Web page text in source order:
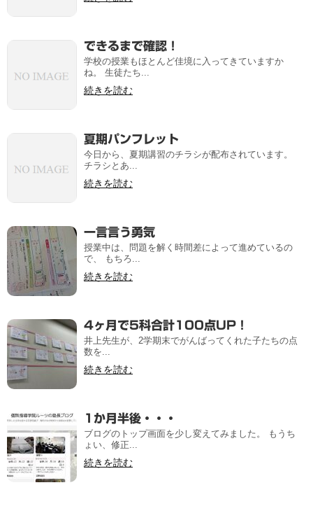
できるまで確認！
学校の授業もほとんど佳境に入ってきていますか
ね。 生徒たち...
続きを読む
夏期パンフレット
今日から、夏期講習のチラシが配布されています。
チラシとあ...
続きを読む
一言言う勇気
授業中は、問題を解く時間差によって進めているの
で、 もちろ...
続きを読む
4ヶ月で5科合計100点UP！
井上先生が、2学期末でがんばってくれた子たちの点
数を...
続きを読む
1か月半後・・・
ブログのトップ画面を少し変えてみました。 もうち
ょい、修正...
続きを読む